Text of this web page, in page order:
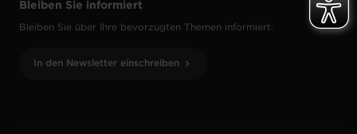
Bleiben Sie informiert
Bleiben Sie über Ihre bevorzugten Themen informiert.
In den Newsletter einschreiben